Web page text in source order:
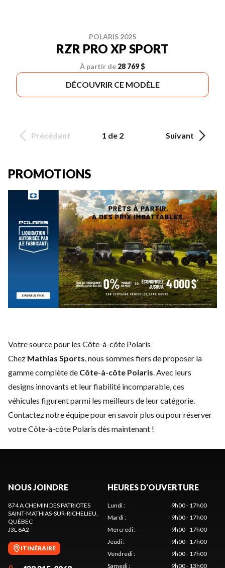
POLARIS 2025
RZR PRO XP SPORT
À partir de 28 769 $
DÉCOUVRIR CE MODÈLE
Précédent 1 de 2 Suivant
PROMOTIONS
Votre source pour les Côte-à-côte Polaris
Chez Mathias Sports, nous sommes fiers de proposer la
gamme complète de Côte-à-côte Polaris. Avec leurs
designs innovants et leur fiabilité incomparable, ces
véhicules figurent parmi les meilleurs de leur catégorie.
Contactez notre équipepour en savoir plus ou pour réserver
votre Côte-à-côte Polaris dès maintenant !
NOUS JOINDRE
874 A CHEMIN DES PATRIOTES
SAINT-MATHIAS-SUR-RICHELIEU,
QUÉBEC
J3L 6A2
ITINÉRAIRE
HEURES D'OUVERTURE
Lundi:
9h00 - 17h00
Mardi:
9h00 - 17h00
Mercredi:
9h00 - 17h00
Jeudi:
9h00 - 17h00
Vendredi:
9h00 - 17h00
Samedi: 9h00 - 13h00